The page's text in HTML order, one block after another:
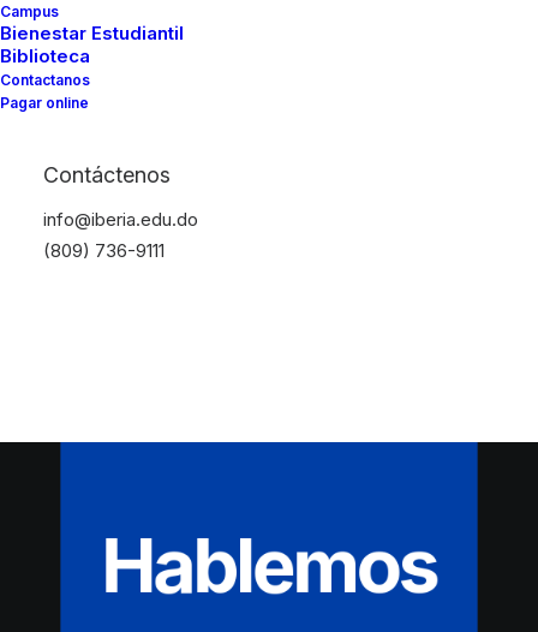
Campus
Bienestar Estudiantil
Biblioteca
Contactanos
Pagar online
Contáctenos
info@iberia.edu.do
(809) 736-9111
Hablemos